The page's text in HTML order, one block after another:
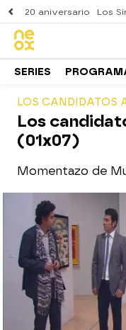
20 aniversario Los
SERIES
LOS CANDIDATOS
Los
(01x07)
Momentazo de
neox